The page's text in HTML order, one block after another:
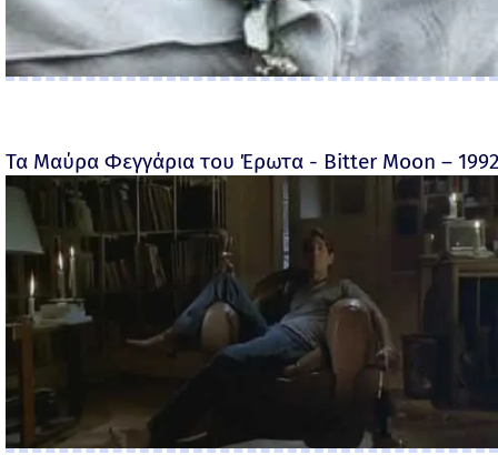
Τα Μαύρα Φεγγάρια του Έρωτα - Bitter Moon –